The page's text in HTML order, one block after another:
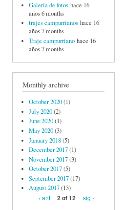
Galería de fotos hace 16
años 6 months
trajes campurrianos hace 16
años 7 months
Traje campurriano hace 16
años 7 months
Monthly archive
October 2020(1)
July 2020(2)
June 2020(1)
May 2020(3)
January 2018(5)
December 2017(1)
November 2017(3)
October 2017(5)
September 2017(17)
August 2017(13)
‹ ant
2 of 12 sig ›